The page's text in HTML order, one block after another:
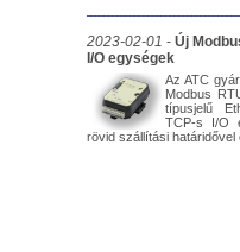
2023-02-01 - Új
I/O egységek
Az ATC
Modbus
típusjelű
TCP-s I/O
rövid szállítási határidővel